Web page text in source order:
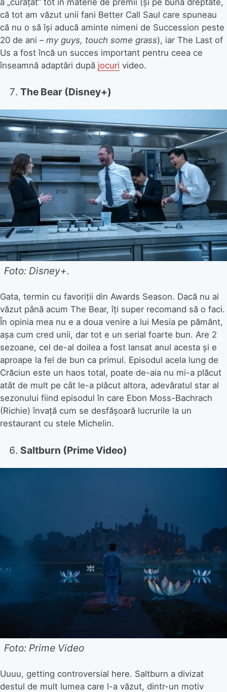
că tot am văzut unii fani Better Call Saul care spuneau
că nu o să își aducă aminte nimeni de Succession peste
20 de ani – my guys, touch some grass), iar The Last of
Us a fost încă un succes important pentru ceea ce
înseamnă adaptări după jocuri video.
The Bear (Disney+)
Foto: Disney+.
Gata, termin cu favoriții din Awards Season. Dacă nu ai
văzut până acum The Bear, îți super recomand să o faci.
În opinia mea nu e a doua venire a lui Mesia pe pământ,
așa cum cred unii, dar tot e un serial foarte bun. Are 2
sezoane, cel de-al doilea a fost lansat anul acesta și e
aproape la fel de bun ca primul. Episodul acela lung de
Crăciun este un haos total, poate de-aia nu mi-a plăcut
atât de mult pe cât le-a plăcut altora, adevăratul star al
sezonului fiind episodul în care Ebon Moss-Bachrach
(Richie) învață cum se desfășoară lucrurile la un
restaurant cu stele Michelin.
Saltburn (Prime Video)
Foto: Prime Video
Uuuu, getting controversial here. Saltburn a divizat
destul de mult lumea care l-a văzut, dintr-un motiv